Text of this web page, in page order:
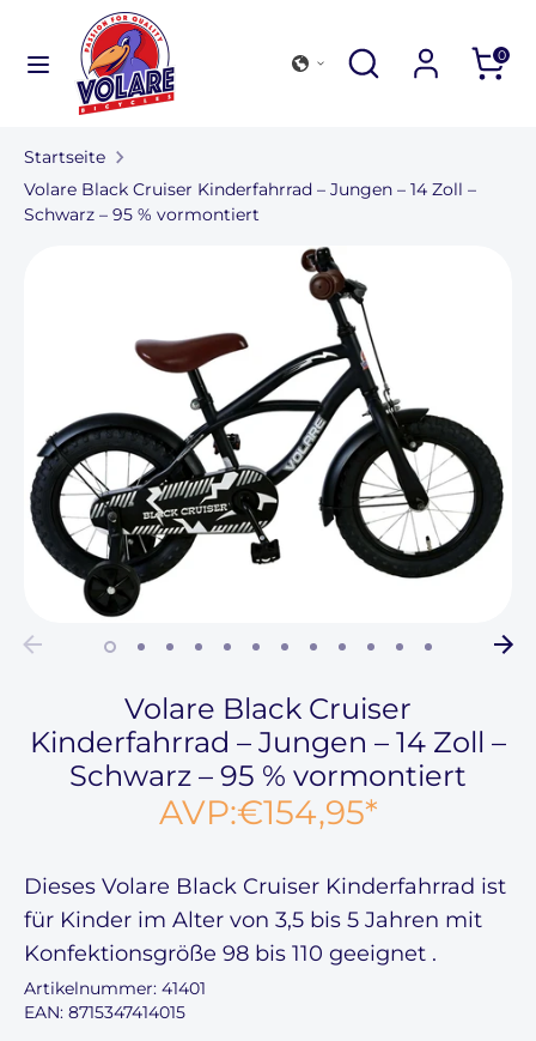
Suchen
SuchenDurchsuchen
Sie
unseren
Shop
0
SuchenDurchsuchen
unseren
Shop
Fahrradsammlung
Für Unternehmen
Startseite
Volare Black Cruiser Kinderfahrrad – Jungen – 14 Zoll –
Schwarz – 95 % vormontiert
Volare Black Cruiser
Kinderfahrrad – Jungen – 14 Zoll –
Schwarz – 95 % vormontiert
AVP:€154,95*
Dieses Volare Black Cruiser Kinderfahrrad ist
für Kinder im Alter von 3,5 bis 5 Jahren mit
Konfektionsgröße 98 bis 110 geeignet .
Artikelnummer: 41401
EAN: 8715347414015